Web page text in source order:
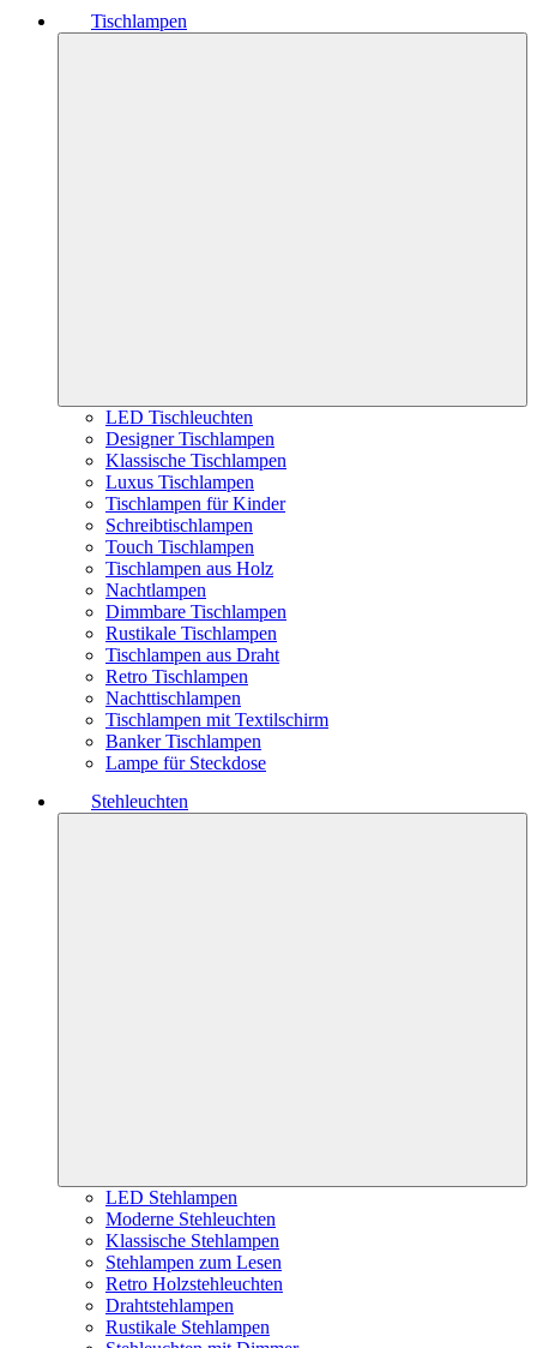
Tischlampen
LED Tischleuchten
Designer Tischlampen
Klassische Tischlampen
Luxus Tischlampen
Tischlampen für Kinder
Schreibtischlampen
Touch Tischlampen
Tischlampen aus Holz
Nachtlampen
Dimmbare Tischlampen
Rustikale Tischlampen
Tischlampen aus Draht
Retro Tischlampen
Nachttischlampen
Tischlampen mit Textilschirm
Banker Tischlampen
Lampe für Steckdose
Stehleuchten
LED Stehlampen
Moderne Stehleuchten
Klassische Stehlampen
Stehlampen zum Lesen
Retro Holzstehleuchten
Drahtstehlampen
Rustikale Stehlampen